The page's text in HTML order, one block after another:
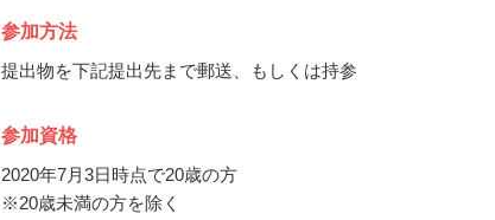
参加方法
提出物を下記提出先まで郵送、もしくは持参
参加資格
2020年7月3日時点で20歳の方
※20歳未満の方を除く